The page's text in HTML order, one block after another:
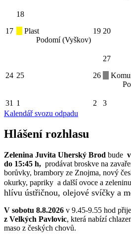
17
18
Plast
Podomí (Vyškov)
19 20
24 25 26
27
31 1 2 3
Kalendář svozu odpadu
Hlášení rozhlasu
Zelenina Juvita Uherský Brod bude
do 15:45 h, prodávat broskve na
borůvky, brambory ze Znojma, nový
okurky, papriky a další ovoce a
hlívu ústřičnou, olejové svíčky a
V sobotu 8.8.2026 v 9.45-9.55 hod
z Velkých Pavlovic, která nabízí
maso z českých chovů.